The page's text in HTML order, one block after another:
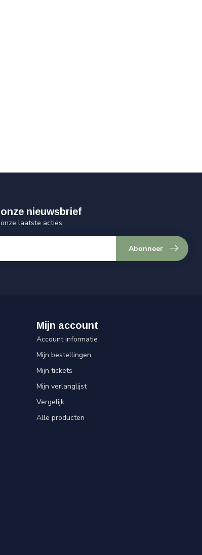
nieuwsbrief
laatste acties
Abonneer
Mijn account
Account informatie
Mijn bestellingen
Mijn tickets
Mijn verlanglijst
Vergelijk
Alle producten